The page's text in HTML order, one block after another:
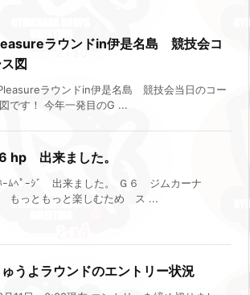
ラウンドin伊是名島 競技会コ
図
ラウンドin伊是名島 競技会当日のコー
です！ 今年一発目のG ...
hp 出来ました。
ｰﾑﾍﾟｰｼﾞ 出来ました。 Ｇ６ ジムカーナ
もっともっと楽しむため ス ...
ゅうよラウンドのエントリー状況